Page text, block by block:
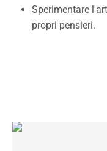
Sperimentare
propri pensieri.